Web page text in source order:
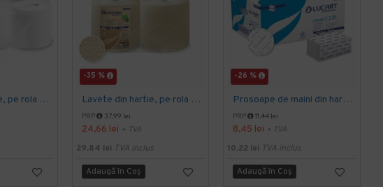
Lavete din hartie, pe rola cu derulare centrala, albe - Strong 150 Joint, LUCART, portionate
-35 %
Lavete din hartie, pe rola cu derulare centala, maro - EcoNatural 800, LUCART
PRP 37,99 lei
24,66 lei + TVA
29,84 lei TVA inclus
Adaugă în Coş
-26 %
Prosoape de maini din hartie, pliate in V, albe - Strong V2.25, LUCART
PRP 11,44 lei
8,45 lei + TVA
10,22 lei TVA inclus
Adaugă în Coş